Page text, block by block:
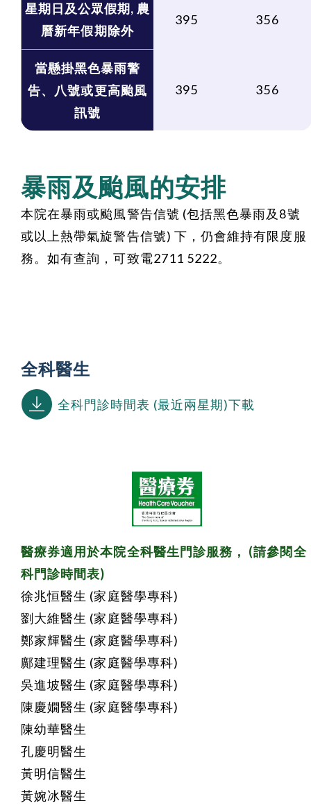
星期日及公眾假期, 農
曆新年假期除外
395 356
當懸掛黑色暴雨警
告、八號或更高颱風
訊號
395 356
暴雨及颱風的安排
本院在暴雨或颱風警告信號 (包括黑色暴雨及8號
或以上熱帶氣旋警告信號) 下，仍會維持有限度服
務。如有查詢，可致電2711 5222。
全科醫生
全科門診時間表 (最近兩星期)下載
醫療券適用於本院全科醫生門診服務， (請參閱全
科門診時間表)
徐兆恒醫生 (家庭醫學專科)
劉大維醫生 (家庭醫學專科)
鄭家輝醫生 (家庭醫學專科)
鄺建理醫生 (家庭醫學專科)
吳進坡醫生 (家庭醫學專科)
陳慶嫺醫生 (家庭醫學專科)
陳幼華醫生
孔慶明醫生
黃明信醫生
黃婉冰醫生